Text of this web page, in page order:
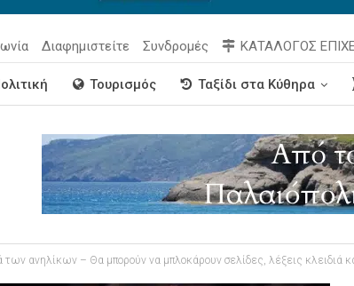
Διαφημιστείτε Συνδρομές ΚΑΤΑΛΟΓΟΣ
Τουρισμός Ταξίδι στα Κύθηρα
των ανηλίκων – Θα μπορούν να μπλοκάρουν σελίδες, λέξεις κλειδιά